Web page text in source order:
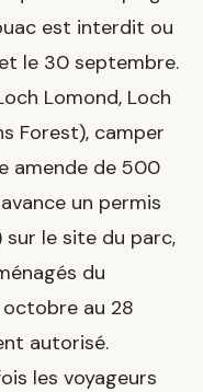
est interdit ou
le 30 septembre.
Lomond, Loch
Forest), camper
amende de 500
un permis
le site du parc,
du
octobre au 28
autorisé.
les voyageurs